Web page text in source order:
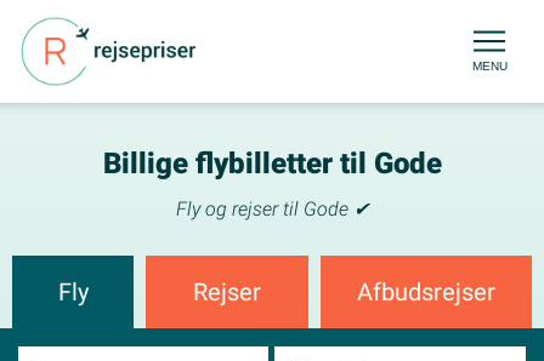
MENU
Billige flybilletter til Gode
Fly og rejser til Gode ✔
Fly Rejser Afbudsrejser